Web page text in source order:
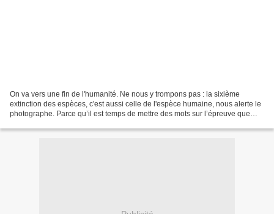
On va vers une fin de l'humanité. Ne nous y trompons pas : la sixième
extinction des espèces, c'est aussi celle de l'espèce humaine, nous alerte le
photographe. Parce qu’il est temps de mettre des mots sur l’épreuve que